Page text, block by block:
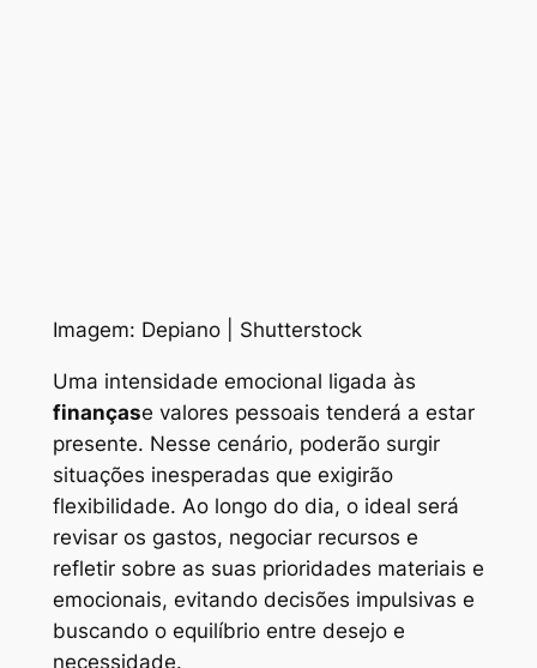
Imagem: Depiano | Shutterstock
Uma intensidade emocional ligada às
finançase valores pessoais tenderá a estar
presente. Nesse cenário, poderão surgir
situações inesperadas que exigirão
flexibilidade. Ao longo do dia, o ideal será
revisar os gastos, negociar recursos e
refletir sobre as suas prioridades materiais e
emocionais, evitando decisões impulsivas e
buscando o equilíbrio entre desejo e
necessidade.